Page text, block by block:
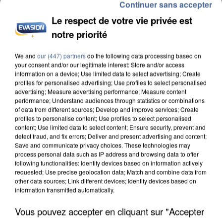
UN SECOND CADRE DE LA DZ MAFIA
INTERPELLÉ EN ALGÉRIE
Le respect de votre vie privée est
notre priorité
We and our (447) partnersdo the following data processing based on
your consent and/or our legitimate interest: Store and/or access
information on a device; Use limited data to select advertising; Create
profiles for personalised advertising; Use profiles to select personalised
advertising; Measure advertising performance; Measure content
performance; Understand audiences through statistics or combinations
of data from different sources; Develop and improve services; Create
profiles to personalise content; Use profiles to select personalised
content; Use limited data to select content; Ensure security, prevent and
detect fraud, and fix errors; Deliver and present advertising and content;
Save and communicate privacy choices. These technologies may
process personal data such as IP address and browsing data to offer
following functionalities: Identify devices based on information actively
requested; Use precise geolocation data; Match and combine data from
other data sources; Link different devices; Identify devices based on
information transmitted automatically.
Vous pouvez accepter en cliquant sur "Accepter
Continuer sans accepter